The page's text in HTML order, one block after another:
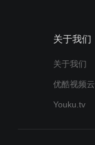
关于我们
关于我们
优酷视频云
Youku.tv